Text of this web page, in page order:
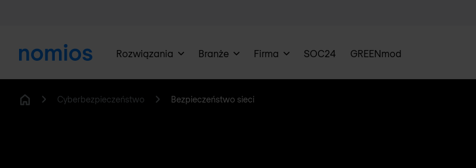
Rozwiązania Branże Firma SOC24 GREENmod
Cyberbezpieczeństwo Bezpieczeństwo sieci